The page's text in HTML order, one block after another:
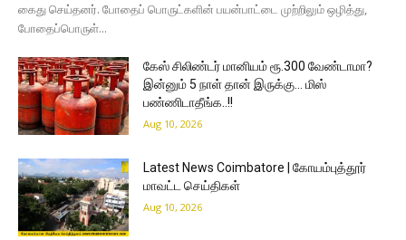
கைது செய்தனர். போதைப் பொருட்களின் பயன்பாட்டை முற்றிலும் ஒழித்து,
போதைப்பொருள்...
கேஸ் சிலிண்டர் மானியம் ரூ.300 வேண்டாமா?
இன்னும் 5 நாள் தான் இருக்கு… மிஸ்
பண்ணிடாதீங்க..!!
Aug 10, 2026
Latest News Coimbatore | கோயம்புத்தூர்
மாவட்ட செய்திகள்
Aug 10, 2026